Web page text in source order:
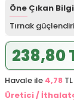
Öne Çıkan
Tırnak
238,80
Havale ile 4,78
Üretici /